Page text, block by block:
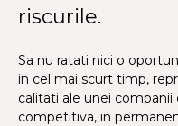
riscurile.
Sa nu ratati nici o
in cel mai scurt timp,
calitati ale unei
competitiva, in